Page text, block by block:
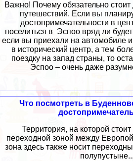
Важно! Почему обязательно стоит
путешествий. Если вы
достопримечательности в
поселиться в Эспоо вряд ли
если вы приехали на автомобиле и
в исторический центр, а тем
поездку на запад страны, то
Эспоо – очень даже
Что посмотреть в
Территория, на которой стоит
переходной зоной между
зона здесь также носит